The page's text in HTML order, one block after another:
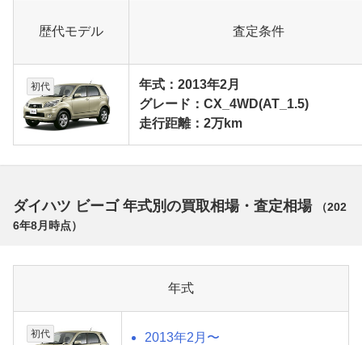
歴代モデル 査定条件
初代
年式：2013年2月
グレード：CX_4WD(AT_1.5)
走行距離：2万km
ダイハツ ビーゴ 年式別の買取相場・査定相場 （202
6年8月 時点）
年式
初代 2013年2月〜